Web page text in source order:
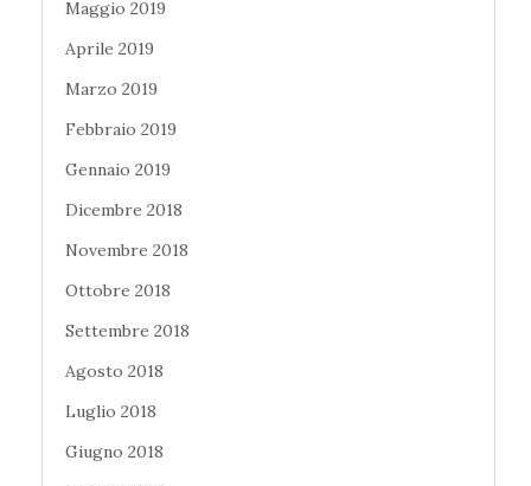
Maggio 2019
Aprile 2019
Marzo 2019
Febbraio 2019
Gennaio 2019
Dicembre 2018
Novembre 2018
Ottobre 2018
Settembre 2018
Agosto 2018
Luglio 2018
Giugno 2018